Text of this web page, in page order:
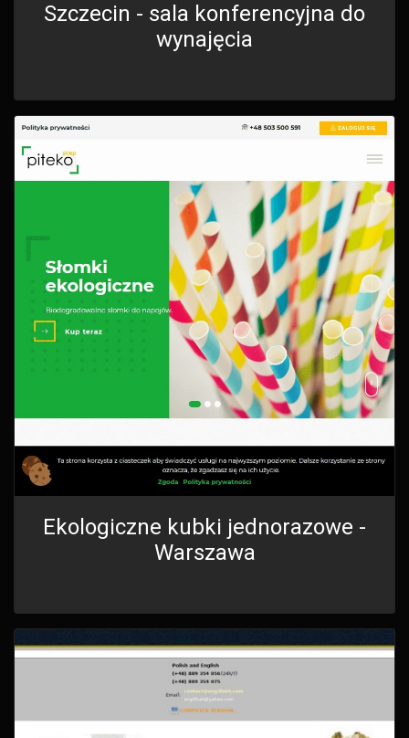
Szczecin - sala konferencyjna do
wynajęcia
Ekologiczne kubki jednorazowe -
Warszawa